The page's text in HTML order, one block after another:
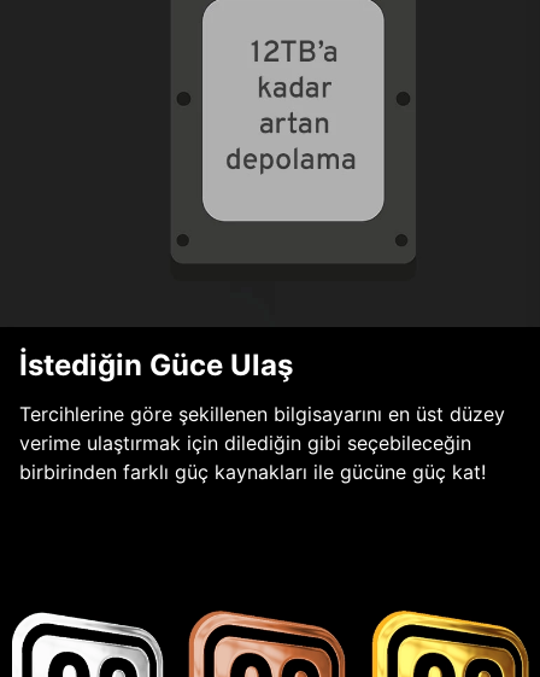
İstediğin Güce Ulaş
Tercihlerine göre şekillenen bilgisayarını en üst düzey
verime ulaştırmak için dilediğin gibi seçebileceğin
birbirinden farklı güç kaynakları ile gücüne güç kat!